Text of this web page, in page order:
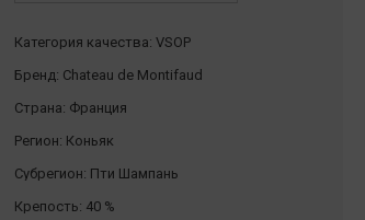
Категория качества: VSOP
Бренд: Chateau de Montifaud
Страна: Франция
Регион: Коньяк
Субрегион: Пти Шампань
Крепость: 40 %